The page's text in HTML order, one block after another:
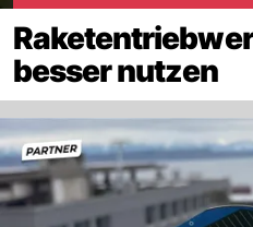
besser nutzen